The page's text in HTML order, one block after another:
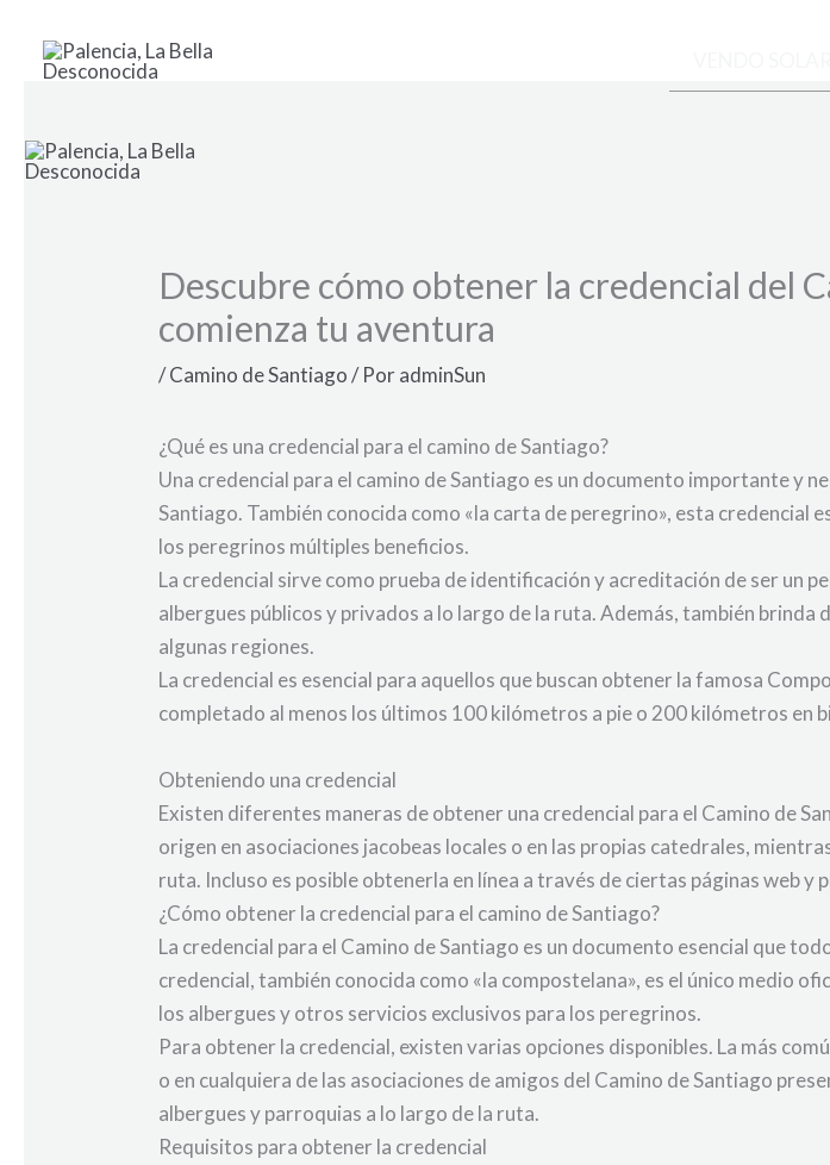
contenido
Descubre cómo obtener la credencial del
comienza tu aventura
/Camino de Santiago/ PoradminSun
¿Qué es una credencial para el camino de Santiago?
Una credencial para el camino de Santiago es un documento importante y
Santiago. También conocida como «la carta de peregrino», esta
los peregrinos múltiples beneficios.
La credencial sirve como prueba de identificación y acreditación de ser un
albergues públicos y privados a lo largo de la ruta. Además, también
algunas regiones.
La credencial es esencial para aquellos que buscan obtener la famosa
completado al menos los últimos 100 kilómetros a pie o 200 kilómetros en
Obteniendo una credencial
Existen diferentes maneras de obtener una credencial para el Camino de
origen en asociaciones jacobeas locales o en las propias catedrales,
ruta. Incluso es posible obtenerla en línea a través de ciertas páginas web y
¿Cómo obtener la credencial para el camino de Santiago?
La credencial para el Camino de Santiago es un documento esencial que
credencial, también conocida como «la compostelana», es el único medio
los albergues y otros servicios exclusivos para los peregrinos.
Para obtener la credencial, existen varias opciones disponibles. La más
o en cualquiera de las asociaciones de amigos del Camino de Santiago
albergues y parroquias a lo largo de la ruta.
Requisitos para obtener la credencial